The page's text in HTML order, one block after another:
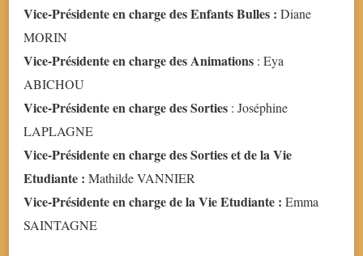
Vice-Présidente en charge des Enfants Bulles : Diane
MORIN
Vice-Présidente en charge des Animations : Eya
ABICHOU
Vice-Présidente en charge des Sorties : Joséphine
LAPLAGNE
Vice-Présidente en charge des Sorties et de la Vie
Etudiante : Mathilde VANNIER
Vice-Présidente en charge de la Vie Etudiante : Emma
SAINTAGNE